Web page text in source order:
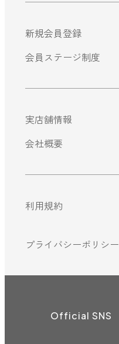
新規会員登録
会員ステージ制度
実店舗情報
会社概要
利用規約
プライバシーポリシー
Official SNS